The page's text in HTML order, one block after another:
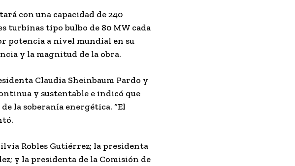
con una capacidad de 240
turbinas tipo bulbo de 80 MW cada
potencia a nivel mundial en su
y la magnitud de la obra.
Claudia Sheinbaum Pardo y
y sustentable e indicó que
la soberanía energética. “El
Robles Gutiérrez; la presidenta
y la presidenta de la Comisión de